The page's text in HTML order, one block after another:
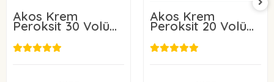
Akos Krem
Peroksit 30 Volüm
%9 60ML-10 Adet
Akos Krem
Peroksit 20 Volüm
%6 60ML-10 Adet